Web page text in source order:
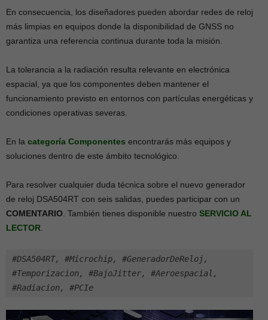
En consecuencia, los diseñadores pueden abordar redes de reloj
más limpias en equipos donde la disponibilidad de GNSS no
garantiza una referencia continua durante toda la misión.
La tolerancia a la radiación resulta relevante en electrónica
espacial, ya que los componentes deben mantener el
funcionamiento previsto en entornos con partículas energéticas y
condiciones operativas severas.
En la categoría Componentes encontrarás más equipos y
soluciones dentro de este ámbito tecnológico.
Para resolver cualquier duda técnica sobre el nuevo generador
de reloj DSA504RT con seis salidas, puedes participar con un
COMENTARIO . También tienes disponible nuestro SERVICIO AL
LECTOR
#DSA504RT, #Microchip, #GeneradorDeReloj,
#Temporizacion, #BajoJitter, #Aeroespacial,
#Radiacion, #PCIe